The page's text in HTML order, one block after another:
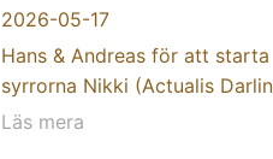
2026-05-17
Hans & Andreas för att starta
syrrorna Nikki (Actualis
Läs mera